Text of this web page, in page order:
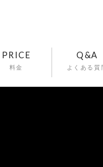
PRICE
料金
Q&A
よくある質